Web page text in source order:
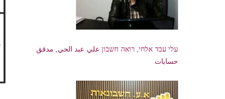
עלי עבד אלחי, רואה חשבון علي عبد الحي, مدقق
حسابات